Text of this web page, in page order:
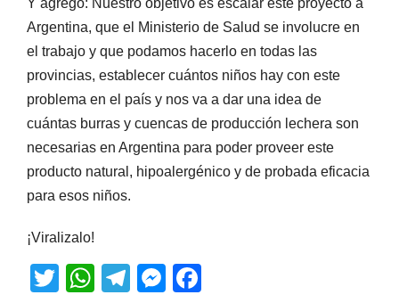
Y agregó: Nuestro objetivo es escalar este proyecto a
Argentina, que el Ministerio de Salud se involucre en
el trabajo y que podamos hacerlo en todas las
provincias, establecer cuántos niños hay con este
problema en el país y nos va a dar una idea de
cuántas burras y cuencas de producción lechera son
necesarias en Argentina para poder proveer este
producto natural, hipoalergénico y de probada eficacia
para esos niños.
¡Viralizalo!
T
W
T
M